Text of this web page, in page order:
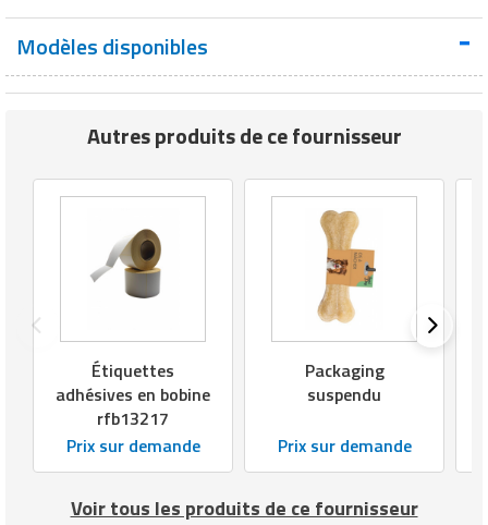
Matériel de musculation
Robinetterie professionnelle
Rôtisserie professionnelle
Sautause professionnelle
Table de cuisson professionnelle
Tables de préparation réfrigérées
Ustensile de cuisine
Vaisselle restaurant
Vitrines réfrigérées
Modèles disponibles
Autres produits de ce fournisseur
Étiquettes
adhésives en bobine
rfb13217
Prix sur demande
Packaging
suspendu
Prix sur demande
Voir tous les produits de ce fournisseur